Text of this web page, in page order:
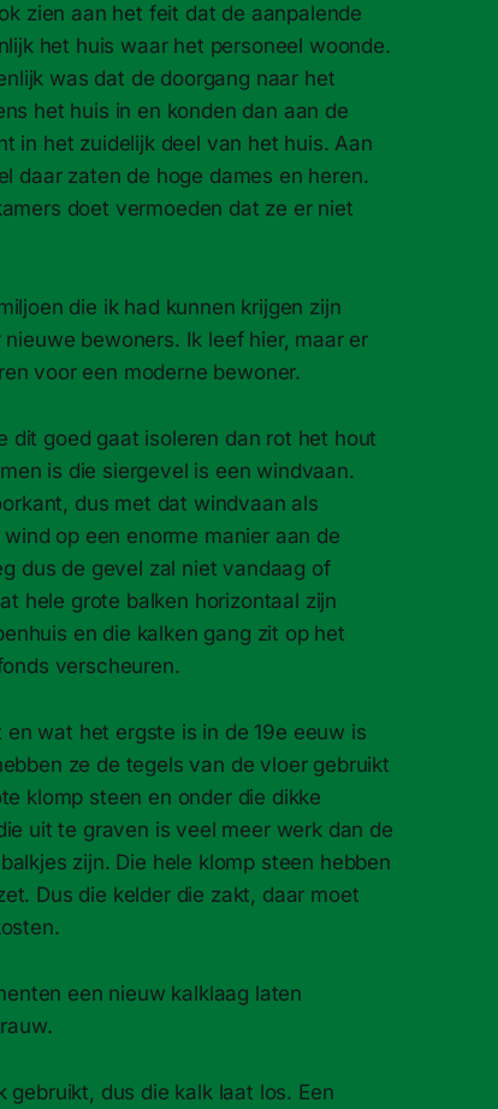
zien aan het feit dat de aanpalende
het huis waar het personeel woonde.
was dat de doorgang naar het
het huis in en konden dan aan de
in het zuidelijk deel van het huis. Aan
daar zaten de hoge dames en heren.
doet vermoeden dat ze er niet
die ik had kunnen krijgen zijn
bewoners. Ik leef hier, maar er
voor een moderne bewoner.
dit goed gaat isoleren dan rot het hout
is die siergevel is een windvaan.
dus met dat windvaan als
op een enorme manier aan de
dus de gevel zal niet vandaag of
hele grote balken horizontaal zijn
en die kalken gang zit op het
verscheuren.
wat het ergste is in de 19e eeuw is
ze de tegels van de vloer gebruikt
klomp steen en onder die dikke
uit te graven is veel meer werk dan de
zijn. Die hele klomp steen hebben
Dus die kelder die zakt, daar moet
een nieuw kalklaag laten
dus die kalk laat los. Een